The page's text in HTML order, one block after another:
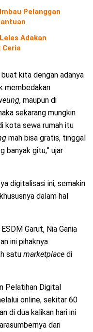
Pelanggan
Adakan
Ceria
kita dengan adanya
membedakan
, maupun di
sekarang mungkin
kota sewa rumah itu
mah bisa gratis, tinggal
banyak gitu,” ujar
digitalisasi ini, semakin
dalam hal
Garut, Nia Gania
ini pihaknya
satu marketplace di
Pelatihan Digital
online, sekitar 60
di dua kalikan hari ini
dari